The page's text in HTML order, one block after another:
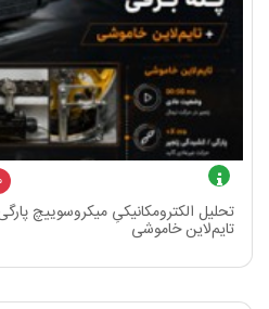
تحلیل الکترومکانیکیِ میکروسوییچ
تایم‌لاین خاموشی